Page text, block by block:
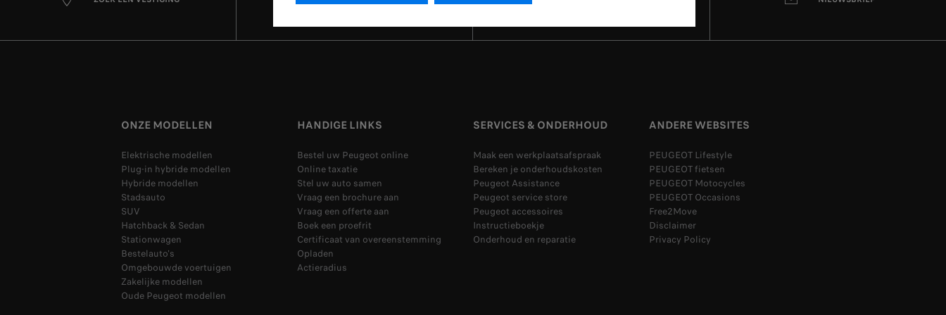
ONZE MODELLEN
Elektrische modellen
Plug-in hybride modellen
Hybride modellen
Stadsauto
SUV
Hatchback & Sedan
Stationwagen
Bestelauto's
Omgebouwde voertuigen
Zakelijke modellen
Oude Peugeot modellen
HANDIGE LINKS
Bestel uw Peugeot online
Online taxatie
Stel uw auto samen
Vraag een brochure aan
Vraag een offerte aan
Boek een proefrit
Certificaat van overeenstemming
Opladen
Actieradius
SERVICES & ONDERHOUD
Maak een werkplaatsafspraak
Bereken je onderhoudskosten
Peugeot Assistance
Peugeot service store
Peugeot accessoires
Instructieboekje
Onderhoud en reparatie
ANDERE WEBSITES
PEUGEOT Lifestyle
PEUGEOT fietsen
PEUGEOT Motocycles
PEUGEOT Occasions
Free2Move
Disclaimer
Privacy Policy